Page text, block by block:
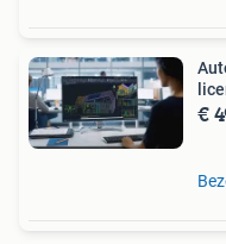
€